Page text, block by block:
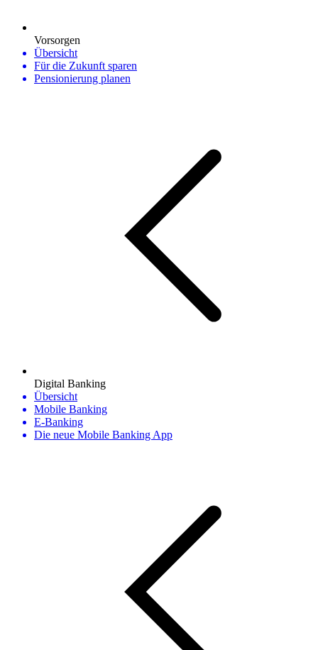
Vorsorgen
Übersicht
Für die Zukunft sparen
Pensionierung planen
Digital Banking
Übersicht
Mobile Banking
E-Banking
Die neue Mobile Banking App